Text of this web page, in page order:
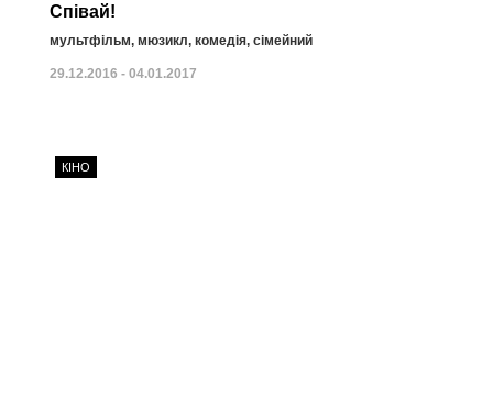
Співай!
мультфільм, мюзикл, комедія, сімейний
29.12.2016 - 04.01.2017
КІНО